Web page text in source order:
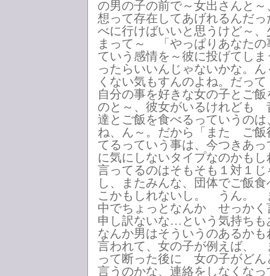
の男の子の前で～女出さんと
想って存在してあげれるんだ
べに行けばいいと思うけど～
まって～ 「やっぱりあなた
ていう感情を～彼に投げてし
ったらいいんじゃないかな。
くない気もすんのよね。だっ
自分の事を好きな女の子とご
のと～、彼女がいるけれども
達とご飯を食べるっていうの
ね、ん～。だから「また ご飯
てるっていう事は、今つきあ
に気にしないタイプなのかも
言ってるのはそもそも１対１
し、またみんな、団体でご飯
こかもしれないし。 うん。
中でちょっとなんか せっかく
申し訳ないな…という気持ちも
なんか男はそういうのあるか
言われて、女の子が例えば、
って断った後に 女の子がどん
言うのかな、連絡をしなく